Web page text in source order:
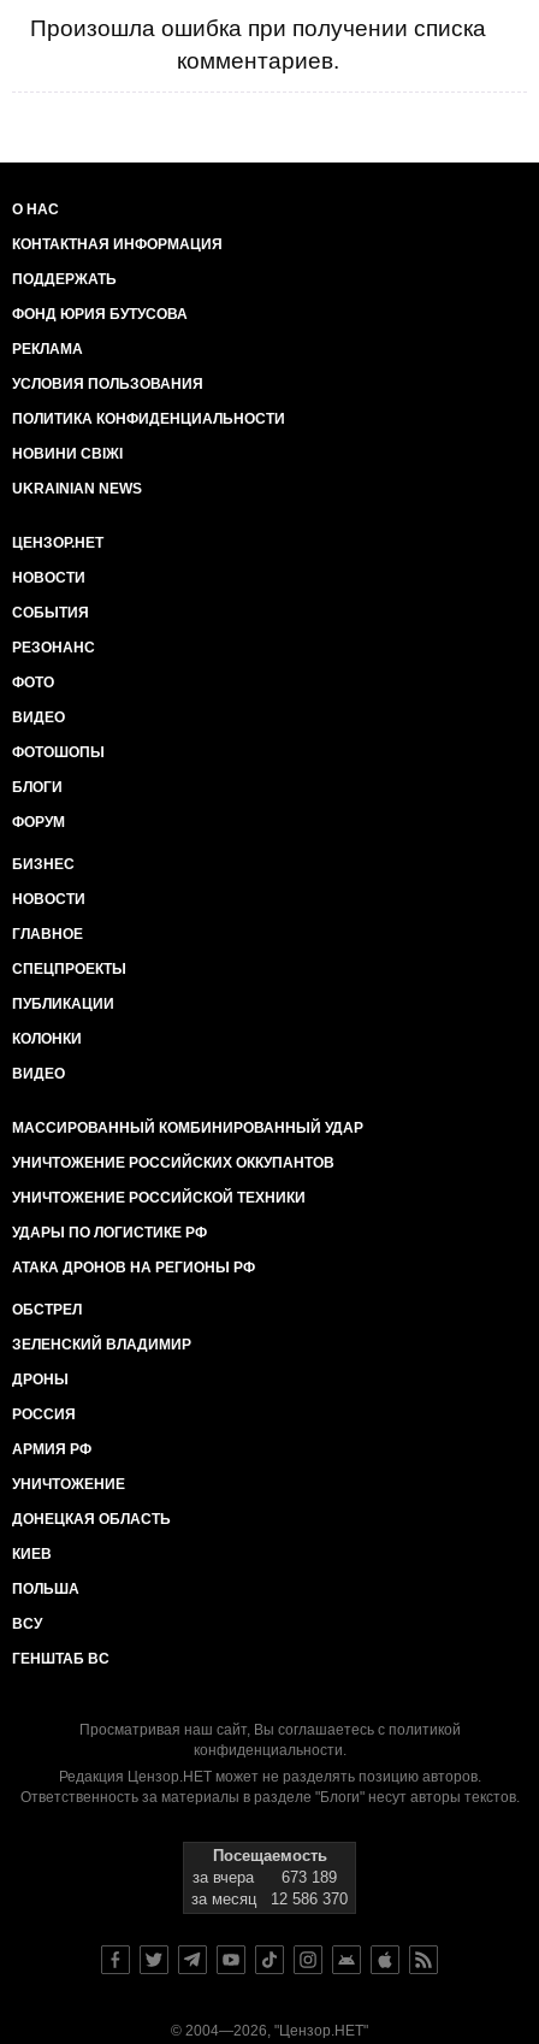
Произошла ошибка при получении списка
комментариев.
О НАС
КОНТАКТНАЯ ИНФОРМАЦИЯ
ПОДДЕРЖАТЬ
ФОНД ЮРИЯ БУТУСОВА
РЕКЛАМА
УСЛОВИЯ ПОЛЬЗОВАНИЯ
ПОЛИТИКА КОНФИДЕНЦИАЛЬНОСТИ
НОВИНИ СВІЖІ
UKRAINIAN NEWS
ЦЕНЗОР.НЕТ
НОВОСТИ
СОБЫТИЯ
РЕЗОНАНС
ФОТО
ВИДЕО
ФОТОШОПЫ
БЛОГИ
ФОРУМ
БИЗНЕС
НОВОСТИ
ГЛАВНОЕ
СПЕЦПРОЕКТЫ
ПУБЛИКАЦИИ
КОЛОНКИ
ВИДЕО
МАССИРОВАННЫЙ КОМБИНИРОВАННЫЙ УДАР
УНИЧТОЖЕНИЕ РОССИЙСКИХ ОККУПАНТОВ
УНИЧТОЖЕНИЕ РОССИЙСКОЙ ТЕХНИКИ
УДАРЫ ПО ЛОГИСТИКЕ РФ
АТАКА ДРОНОВ НА РЕГИОНЫ РФ
ОБСТРЕЛ
ЗЕЛЕНСКИЙ ВЛАДИМИР
ДРОНЫ
РОССИЯ
АРМИЯ РФ
УНИЧТОЖЕНИЕ
ДОНЕЦКАЯ ОБЛАСТЬ
КИЕВ
ПОЛЬША
ВСУ
ГЕНШТАБ ВС
Просматривая наш сайт, Вы соглашаетесь с политикой
конфиденциальности.
Редакция Цензор.НЕТ может не разделять позицию авторов.
Ответственность за материалы в разделе "Блоги" несут авторы текстов.
Посещаемость
за вчера
673 189
за месяц
12 586 370
© 2004—2026, "Цензор.НЕТ"